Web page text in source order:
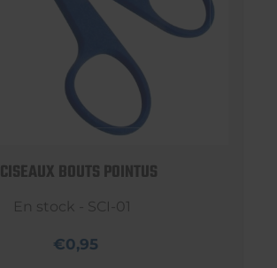
CISEAUX BOUTS POINTUS
En stock - SCI-01
€0,95